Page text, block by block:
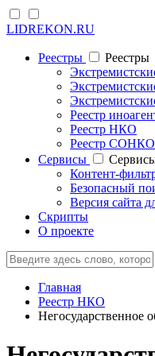
LIDREKON.RU
Реестры
Реестры
Реестр
Реестр НКО
Реестр СОНКО
Cервисы
Контент-
Безопасный
Версия сайта
Скрипты
О проекте
Главная
Реестр НКО
Негосударственное